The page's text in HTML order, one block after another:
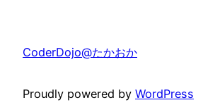
CoderDojo@たかおか
Proudly powered by WordPress